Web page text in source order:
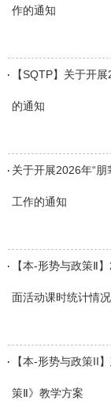
作的通知
【SQTP】关于开
的通知
关于开展2026年“朋
工作的通知
【本-形势与政策Ⅱ
面活动课时统计情
【本-形势与政策II
策Ⅱ》教学方案